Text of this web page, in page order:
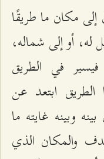
إلى مكان ما طريقًا
له، أو إلى شماله،
في الطريق
ابتعد عن
وبينه غايته ما
والمكان الذي